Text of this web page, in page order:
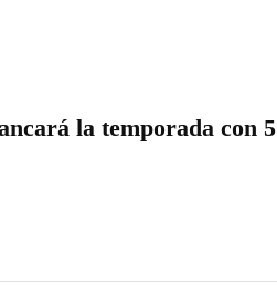
la temporada con 5